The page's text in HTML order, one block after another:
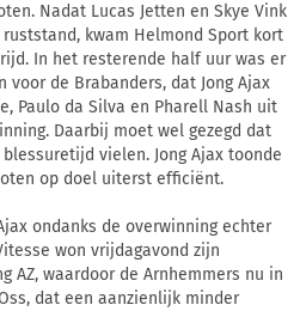
Nadat Lucas Jetten en Skye Vink
kwam Helmond Sport kort
In het resterende half uur was er
voor de Brabanders, dat Jong Ajax
Paulo da Silva en Pharell Nash uit
Daarbij moet wel gezegd dat
vielen. Jong Ajax toonde
op doel uiterst efficiënt.
ondanks de overwinning echter
won vrijdagavond zijn
AZ, waardoor de Arnhemmers nu in
dat een aanzienlijk minder